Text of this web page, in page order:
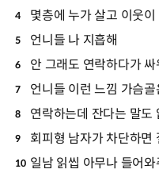
4
5 언니들 나 지흡해
6 안 그래도 연락하다가 싸
7
8 연락하는데 잔다는 말도
9 회피형 남자가 차단하면
10 일남 읽씹 아무나 들어와